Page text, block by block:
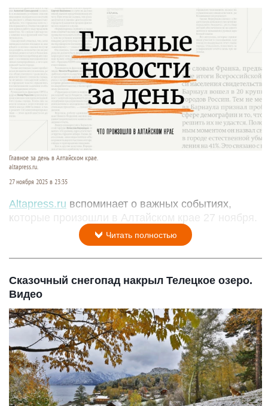
Главное за день в Алтайском крае.
altapress.ru.
27 ноября 2025 в 23:35
Altapress.ru вспоминает о важных событиях,
которые произошли в Алтайском крае 27 ноября.
Читать полностью
Сказочный снегопад накрыл Телецкое озеро.
Видео